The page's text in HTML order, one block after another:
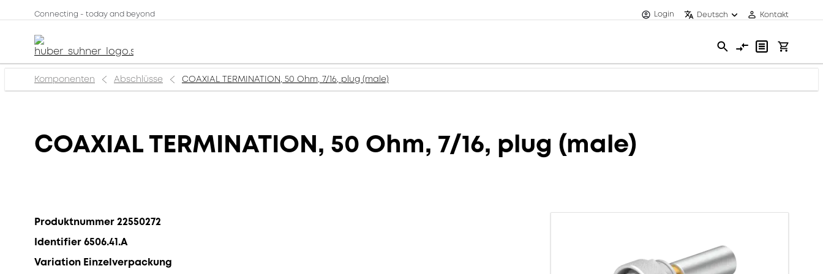
Connecting - today and beyond Login Deutsch Kontakt
Komponenten Abschlüsse COAXIAL TERMINATION, 50 Ohm, 7/16, plug (male)
COAXIAL TERMINATION, 50 Ohm, 7/16, plug (male)
Produktnummer 22550272
Identifier 6506.41.A
Variation Einzelverpackung